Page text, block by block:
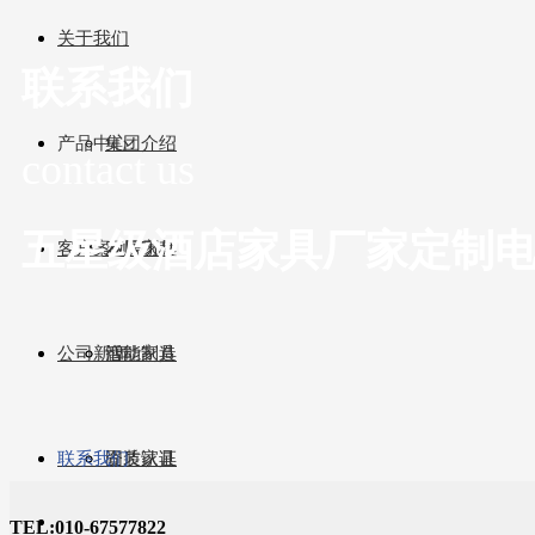
关于我们
集团介绍
发展历程
智能制造
资质认证
产品中心
客房家具
活动家具
固装家具
客户案例
公司新闻
联系我们
contact us
五星级酒店家具厂家定制电
TEL:010-67577822